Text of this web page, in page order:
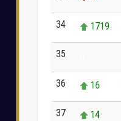
34 1719
35
36 16
37 14